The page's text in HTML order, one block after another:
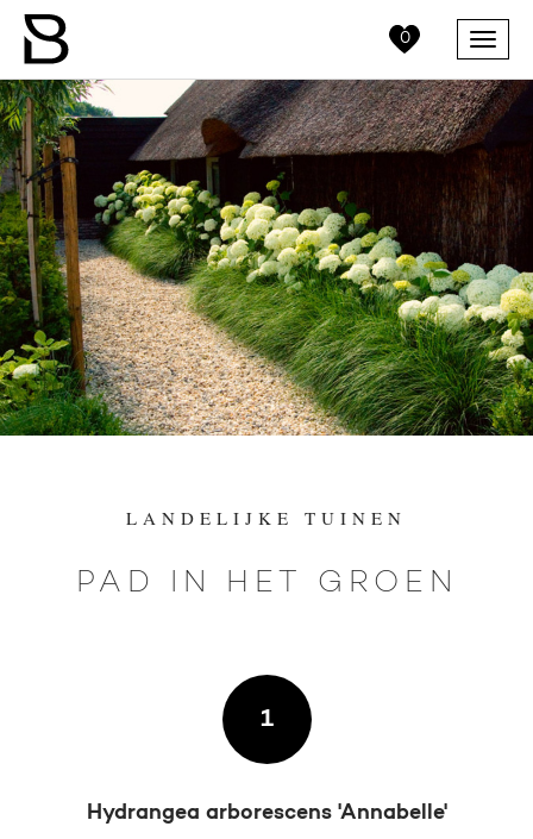
0 Menu
LANDELIJKE TUINEN
PAD IN HET GROEN
1
Hydrangea arborescens 'Annabelle'